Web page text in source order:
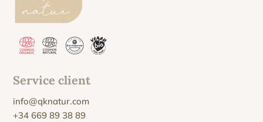
Service client
info@qknatur.com
+34 669 89 38 89